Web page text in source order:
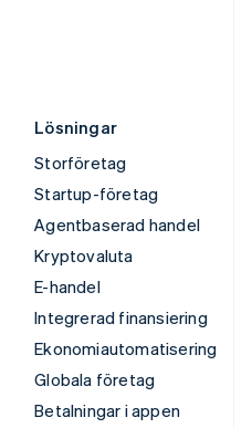
Lösningar
Storföretag
Startup-företag
Agentbaserad handel
Kryptovaluta
E-handel
Integrerad finansiering
Ekonomiautomatisering
Globala företag
Betalningar i appen